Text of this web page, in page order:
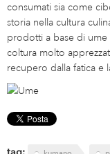
consumati sia come
storia nella cultura
prodotti a base di
coltura molto
recupero dalla fatica e